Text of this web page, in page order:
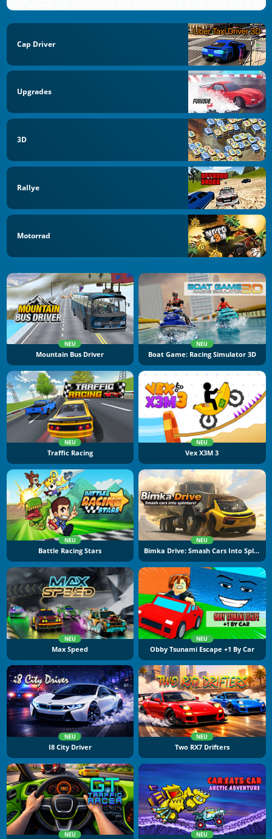
Cap Driver
Upgrades
3D
Rallye
Motorrad
NEU
Mountain Bus Driver
NEU
Boat Game: Racing Simulator 3D
NEU
Traffic Racing
NEU
Vex X3M 3
NEU
Battle Racing Stars
NEU
Bimka Drive: Smash Cars Into Splinters
NEU
Max Speed
NEU
Obby Tsunami Escape +1 By Car
NEU
I8 City Driver
NEU
Two RX7 Drifters
NEU NEU